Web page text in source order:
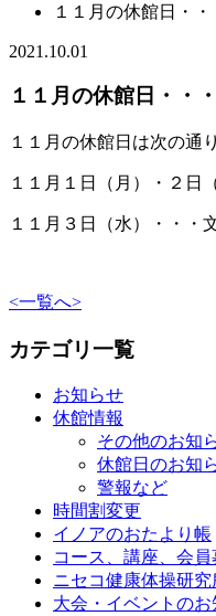
１１月の休館日・
2021.10.01
１１月の休館日・・
１１月の休館日は次の通
１１月１日（月）・２日
１１月３日（水）・・・
<一覧へ>
カテゴリ一覧
お知らせ
休館情報
その他のお知
休館日のお知
警報など
時間割変更
イノアのおたより帳
コース、講座、会員
ニセコ健康体操研究
大会・イベントのお